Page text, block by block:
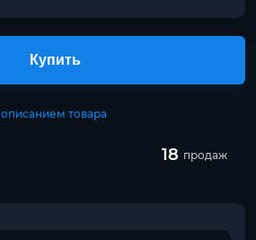
18 продаж
описанием товара
Купить